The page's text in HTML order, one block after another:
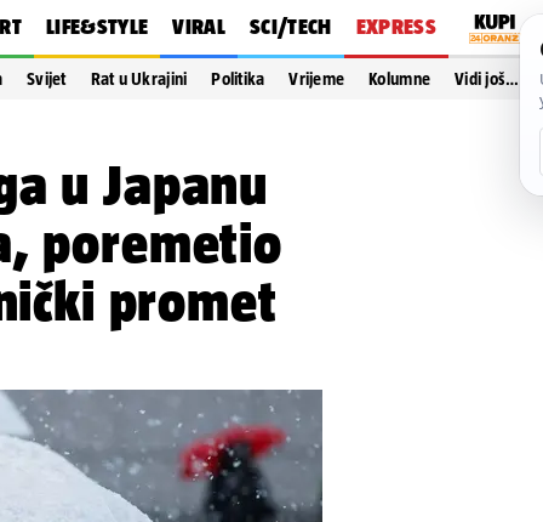
LIFE&STYLE VIRAL SCI/TECH EXPRESS
Svijet Rat u Ukrajini Politika Vrijeme Kolumne Vidi još…
u Japanu
poremetio
promet